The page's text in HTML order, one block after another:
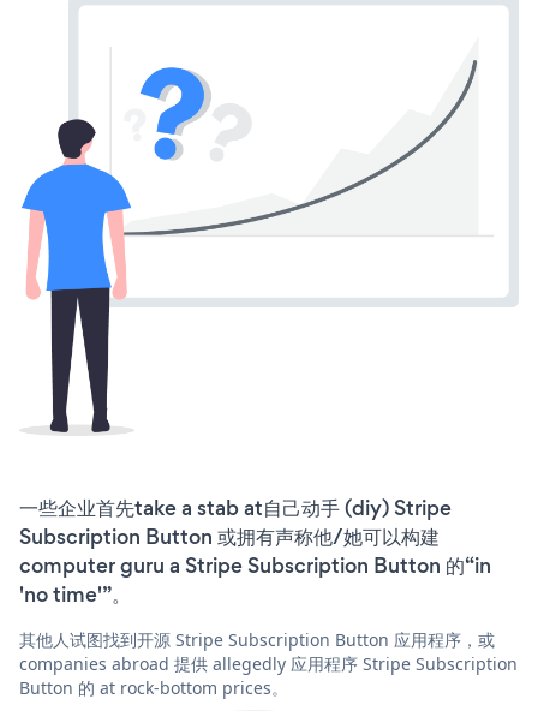
一些企业首先take a stab at自己动手 (diy) Stripe
Subscription Button 或拥有声称他/她可以构建
computer guru a Stripe Subscription Button 的“in
'no time'”。
其他人试图找到开源 Stripe Subscription Button 应用程序，或
companies abroad 提供 allegedly 应用程序 Stripe Subscription
Button 的 at rock-bottom prices。